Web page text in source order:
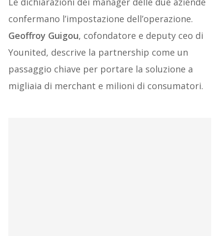
confermano l’impostazione dell’operazione.
Geoffroy Guigou, cofondatore e deputy ceo di
Younited, descrive la partnership come un
passaggio chiave per portare la soluzione a
migliaia di merchant e milioni di consumatori.